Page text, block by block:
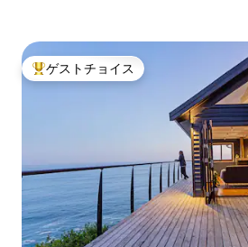
大好評のゲストチョイスです。
ゲストチョイス